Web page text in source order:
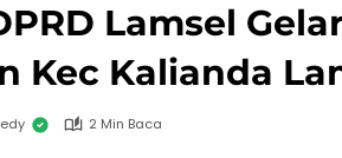
Lamsel
Kec Kalianda
2 Min Baca